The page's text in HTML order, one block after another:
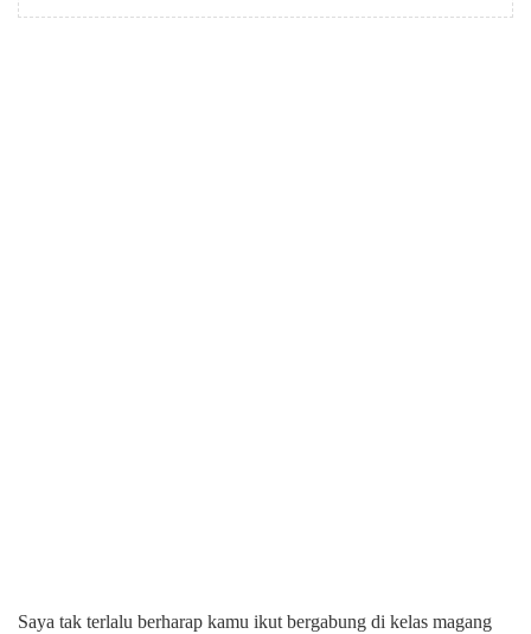
Saya tak terlalu berharap kamu ikut bergabung di kelas magang